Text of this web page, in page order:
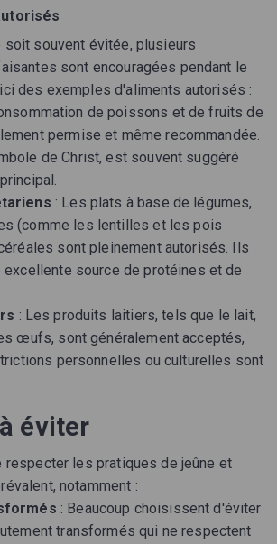
soit souvent évitée, plusieurs
sont encouragées pendant le
des exemples d'aliments autorisés :
de poissons et de fruits de
permise et même recommandée.
de Christ, est souvent suggéré
: Les plats à base de légumes,
(comme les lentilles et les pois
sont pleinement autorisés. Ils
excellente source de protéines et de
: Les produits laitiers, tels que le lait,
œufs, sont généralement acceptés,
personnelles ou culturelles sont
éviter
respecter les pratiques de jeûne et
notamment :
: Beaucoup choisissent d'éviter
transformés qui ne respectent